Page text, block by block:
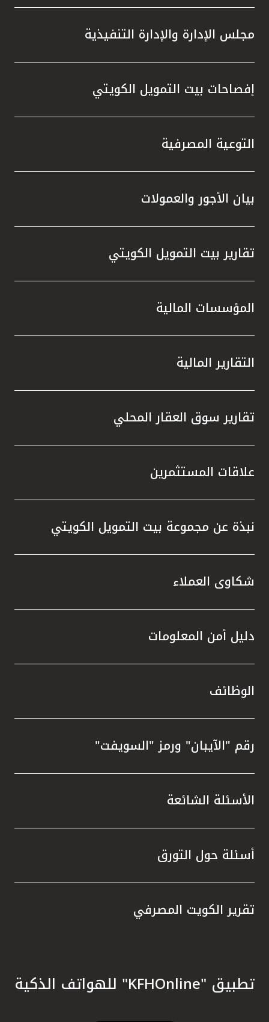
مجلس الإدارة والإدارة التنفيذية
إفصاحات بيت التمويل الكويتي
التوعية المصرفية
بيان الأجور والعمولات
تقارير بيت التمويل الكويتي
المؤسسات المالية
التقارير المالية
تقارير سوق العقار المحلي
علاقات المستثمرين
نبذة عن مجموعة بيت التمويل الكويتي
شكاوى العملاء
دليل أمن المعلومات
الوظائف
رقم "الآيبان" ورمز "السويفت"
الأسئلة الشائعة
أسئلة حول التورق
تقرير الكويت المصرفي
تطبيق "KFHOnline" للهواتف الذكية